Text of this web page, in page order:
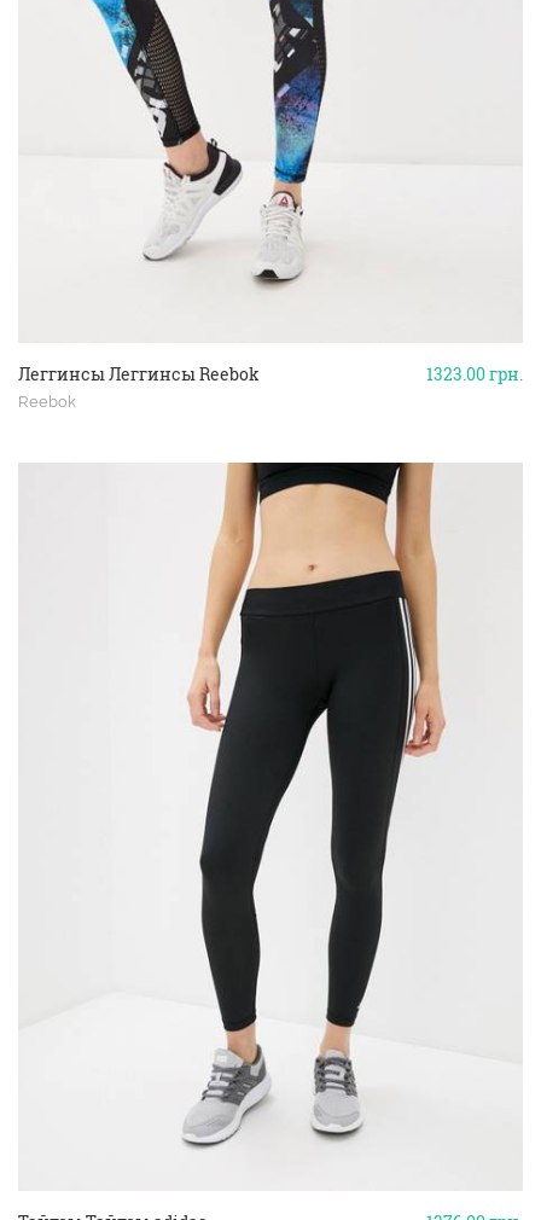
1323.00грн.
Леггинсы Леггинсы Reebok
Reebok